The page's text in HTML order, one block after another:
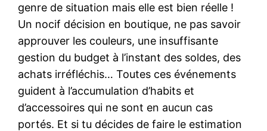
genre de situation mais elle est bien réelle !
Un nocif décision en boutique, ne pas savoir
approuver les couleurs, une insuffisante
gestion du budget à l’instant des soldes, des
achats irréfléchis… Toutes ces événements
guident à l’accumulation d’habits et
d’accessoires qui ne sont en aucun cas
portés. Et si tu décides de faire le estimation